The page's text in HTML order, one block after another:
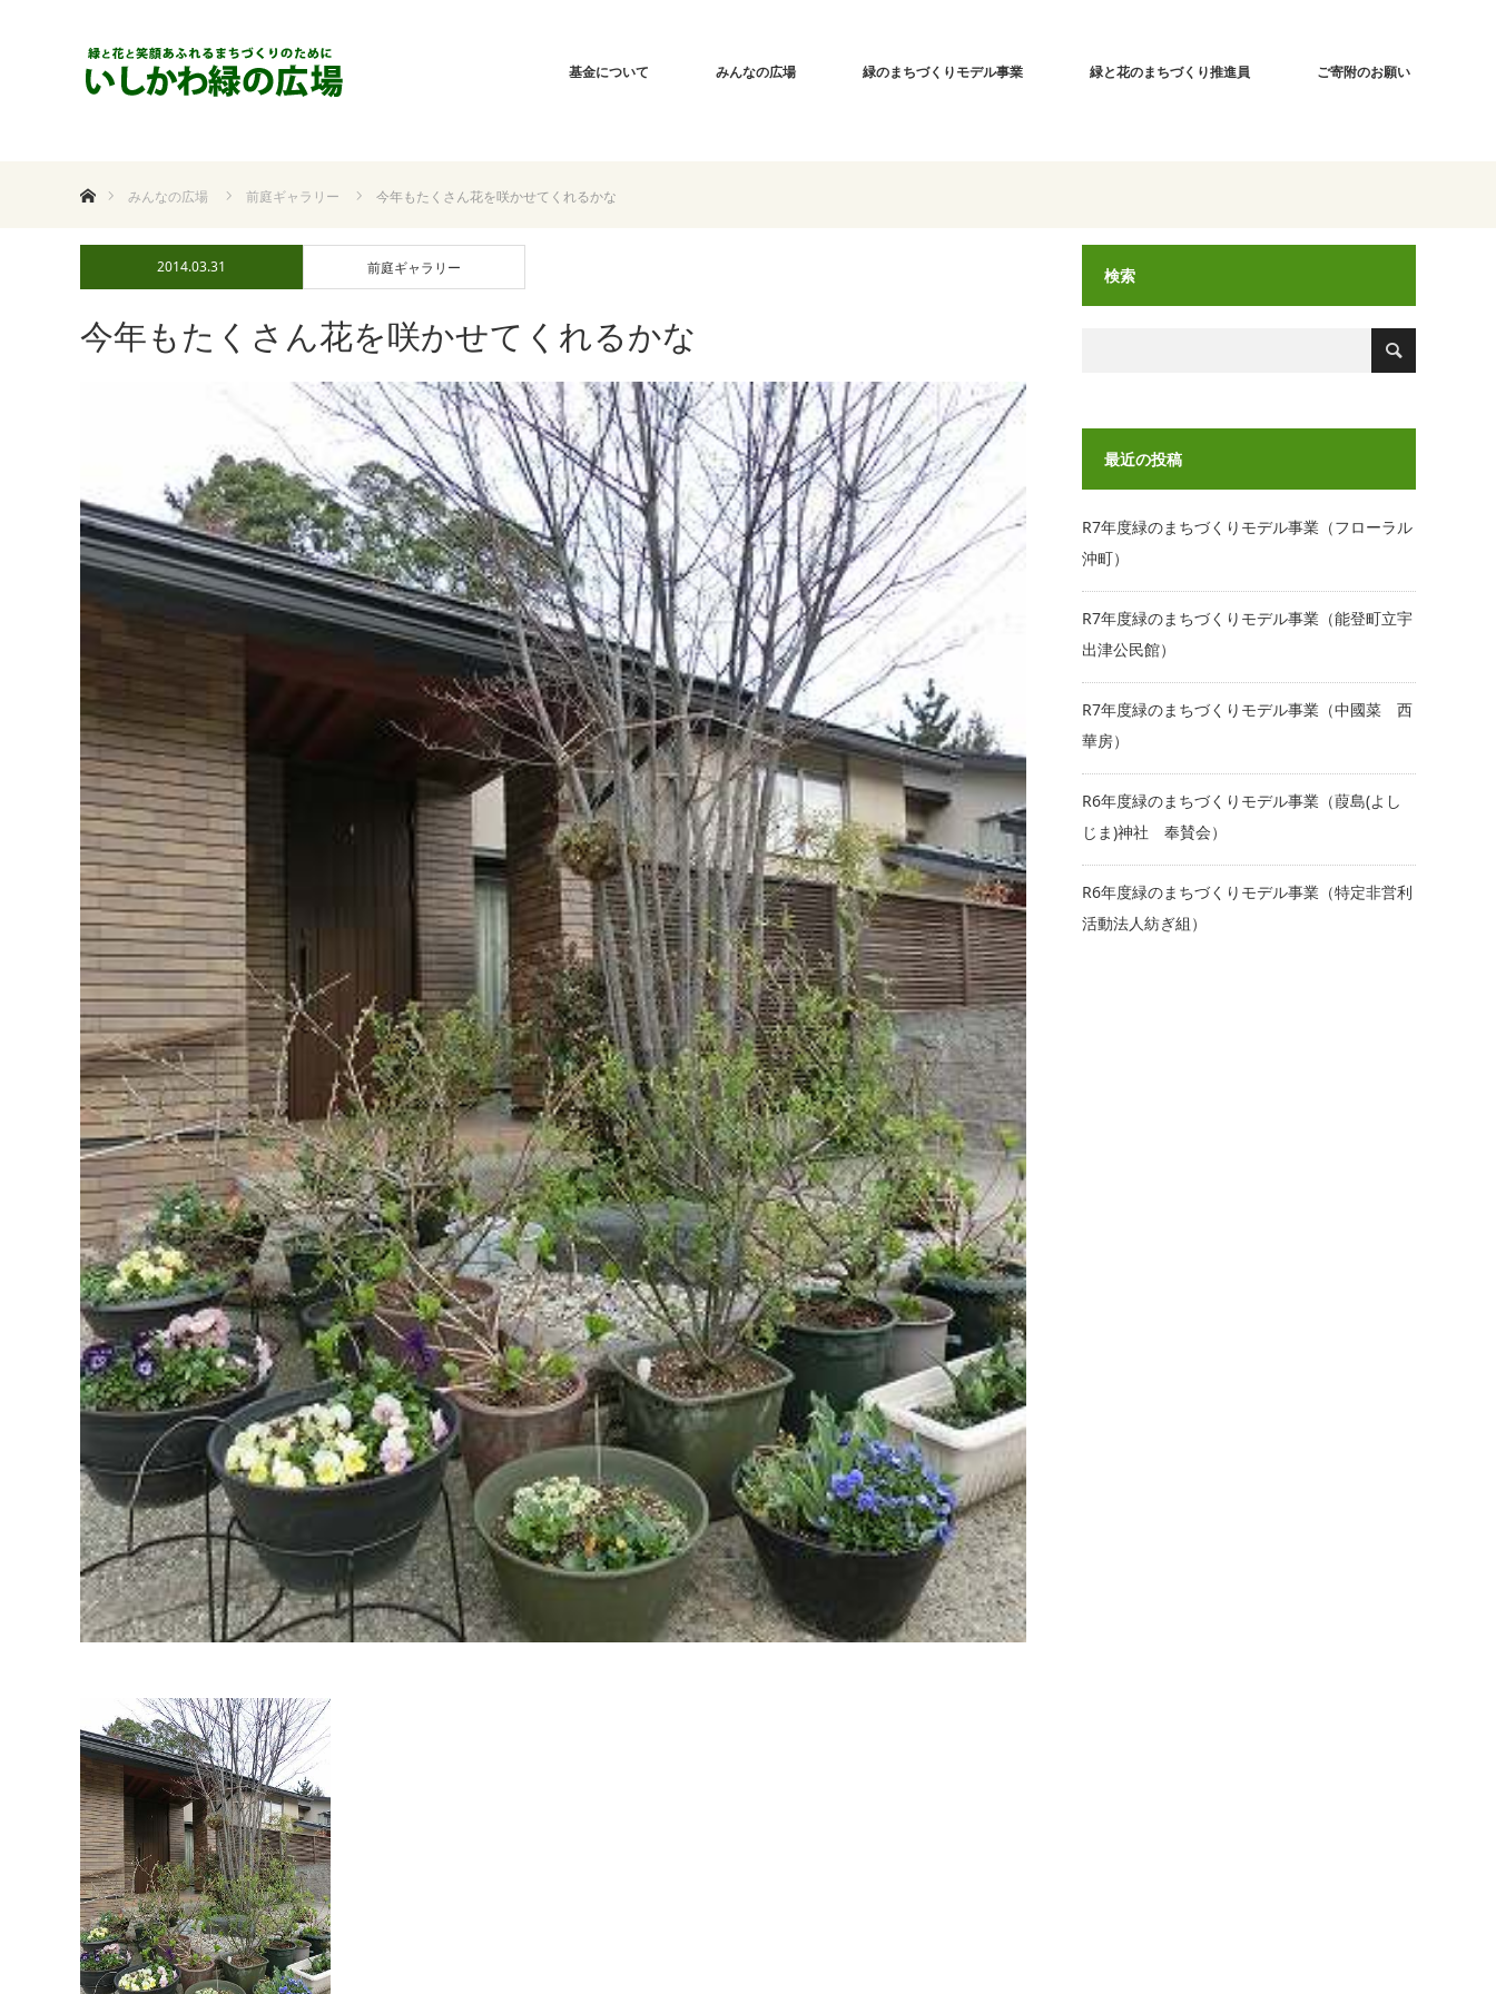
基金について みんなの広場 緑のまちづくりモデル事業 緑と花のまちづくり推進員 ご寄附のお願い
みんなの広場
前庭ギャラリー 今年もたくさん花を咲かせてくれるかな
2014.03.31 前庭ギャラリー
今年もたくさん花を咲かせてくれるかな
検索
最近の投稿
R7年度緑のまちづくりモデル事業（フローラル
沖町）
R7年度緑のまちづくりモデル事業（能登町立宇
出津公民館）
R7年度緑のまちづくりモデル事業（中國菜 西
華房）
R6年度緑のまちづくりモデル事業（葭島(よし
じま)神社 奉賛会）
R6年度緑のまちづくりモデル事業（特定非営利
活動法人紡ぎ組）